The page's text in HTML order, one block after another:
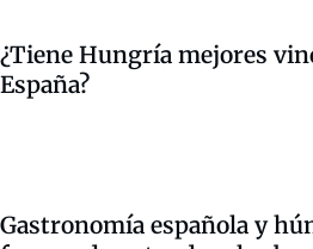
¿Tiene Hungría mejores
España?
Gastronomía española y